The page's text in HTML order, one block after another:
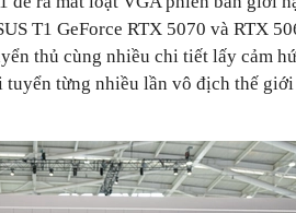
T1 GeForce RTX 5070 và RTX
thủ cùng nhiều chi tiết lấy cảm
từng nhiều lần vô địch thế